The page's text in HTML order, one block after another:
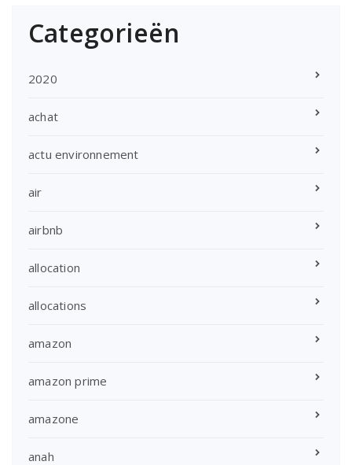
Categorieën
2020
achat
actu environnement
air
airbnb
allocation
allocations
amazon
amazon prime
amazone
anah